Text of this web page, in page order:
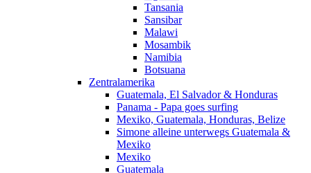
Tansania
Sansibar
Malawi
Mosambik
Namibia
Botsuana
Zentralamerika
Guatemala, El Salvador & Honduras
Panama - Papa goes surfing
Mexiko, Guatemala, Honduras, Belize
Simone alleine unterwegs Guatemala &
Mexiko
Mexiko
Guatemala